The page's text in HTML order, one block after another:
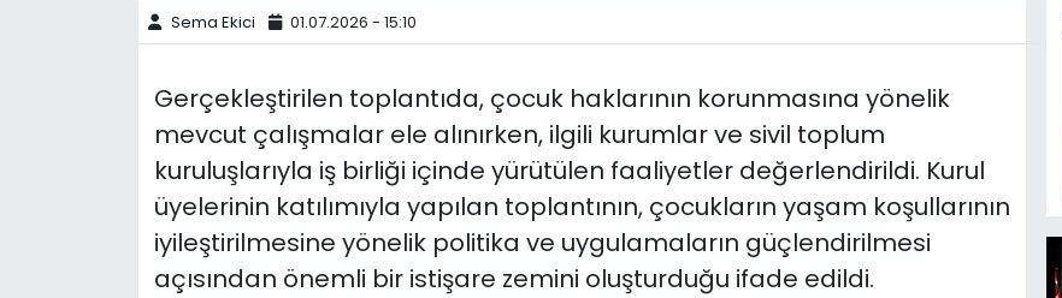
Sema Ekici 01.07.2026 - 15:10
Gerçekleştirilen toplantıda, çocuk haklarının korunmasına yönelik
mevcut çalışmalar ele alınırken, ilgili kurumlar ve sivil toplum
kuruluşlarıyla iş birliği içinde yürütülen faaliyetler değerlendirildi. Kurul
üyelerinin katılımıyla yapılan toplantının, çocukların yaşam koşullarının
iyileştirilmesine yönelik politika ve uygulamaların güçlendirilmesi
açısından önemli bir istişare zemini oluşturduğu ifade edildi.